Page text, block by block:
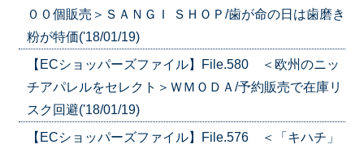
００個販売＞ＳＡＮＧＩ ＳＨＯＰ/歯が命の日は歯磨き
粉が特価('18/01/19)
【ECショッパーズファイル】File.580 ＜欧州のニッ
チアパレルをセレクト＞ＷＭＯＤＡ/予約販売で在庫リ
スク回避('18/01/19)
【ECショッパーズファイル】File.576 ＜「キハチ」